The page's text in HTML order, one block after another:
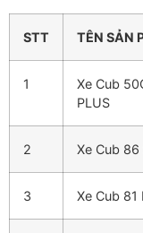
STT TÊN SẢN
1
Xe Cub
PLUS
2 Xe Cub 86
3 Xe Cub 81